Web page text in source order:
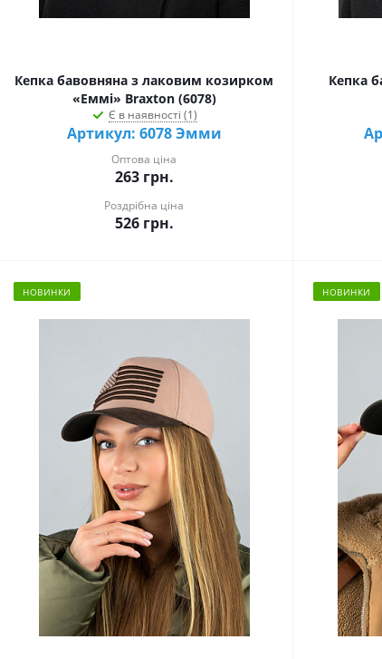
Кепка бавовняна з лаковим козирком
«Еммі» Braxton (6078)
Є в наявності (1)
Артикул: 6078 Эмми
Оптова ціна
263грн.
Роздрібна ціна
526грн.
Кепка
НОВИНКИ НОВИНКИ